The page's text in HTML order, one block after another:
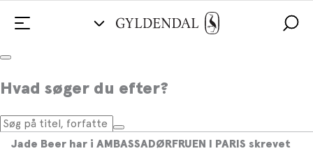
Hvad søger du efter?
»Jeg håber, at læserne vil heppe på og
beundre alle kvinderne i denne
historie«
Jade Beer har i AMBASSADØRFRUEN I PARIS skrevet